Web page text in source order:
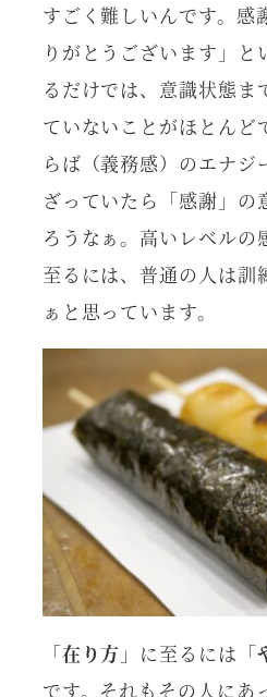
すごく難しいんです。感
りがとうございます」
るだけでは、意識状態ま
ていないことがほとんど
らば（義務感）のエナ
ざっていたら「感謝」の
ろうなぁ。高いレベルの
至るには、普通の人は訓
ぁと思っています。
「在り方 」に至るには「
です。それもその人にあ